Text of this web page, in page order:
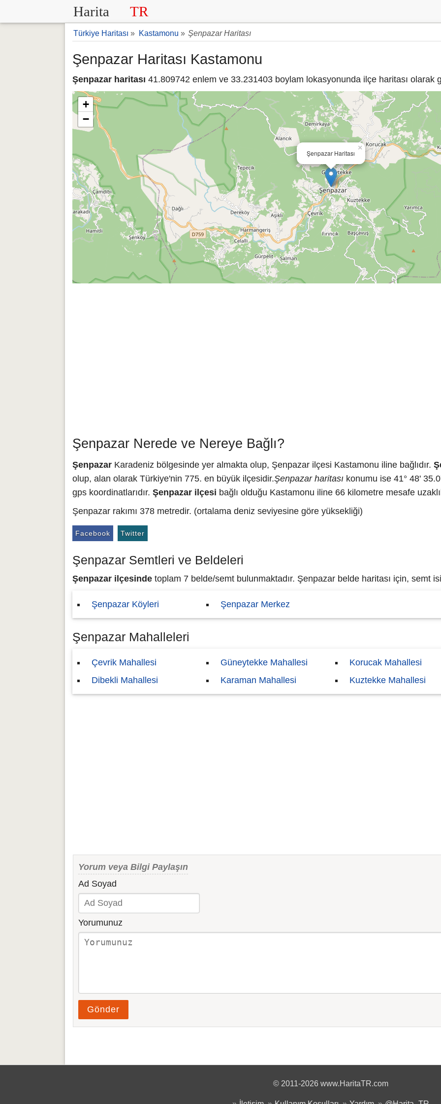
Harita TR
Türkiye Haritası » Kastamonu » Şenpazar Haritası
Şenpazar Haritası Kastamonu
Şenpazar haritası 41.809742 enlem ve 33.231403 boylam lokasyonunda ilçe haritası olarak
Şenpazar Haritası
×
+
−
Şenpazar Nerede ve Nereye Bağlı?
Şenpazar Karadeniz bölgesinde yer almakta olup, Şenpazar ilçesi Kastamonu iline bağlıdır.
olup, alan olarak Türkiye'nin 775. en büyük ilçesidir.Şenpazar haritası konumu ise 41° 48'
gps koordinatlarıdır. Şenpazar ilçesi bağlı olduğu Kastamonu iline 66 kilometre mesafe
Şenpazar rakımı 378 metredir. (ortalama deniz seviyesine göre yüksekliği)
Facebook Twitter
Şenpazar Semtleri ve Beldeleri
Şenpazar ilçesinde toplam 7 belde/semt bulunmaktadır. Şenpazar belde haritası için, semt
Şenpazar Köyleri Şenpazar Merkez
Şenpazar Mahalleleri
Çevrik Mahallesi
Dibekli Mahallesi
Güneytekke Mahallesi
Karaman Mahallesi
Korucak Mahallesi
Kuztekke Mahallesi
Yorum veya Bilgi Paylaşın
Ad Soyad
Yorumunuz
Gönder
© 2011-2026 www.HaritaTR.com